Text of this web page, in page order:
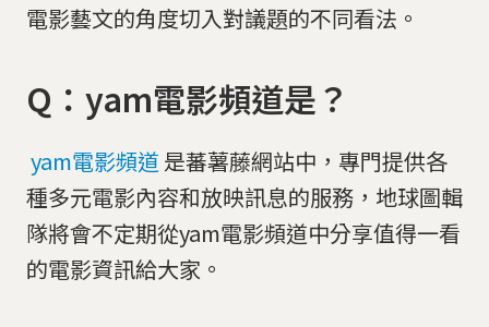
電影藝文的角度切入對議題的不同看法。
Q：yam電影頻道是？
yam電影頻道 是蕃薯藤網站中，專門提供各
種多元電影內容和放映訊息的服務，地球圖輯
隊將會不定期從yam電影頻道中分享值得一看
的電影資訊給大家。